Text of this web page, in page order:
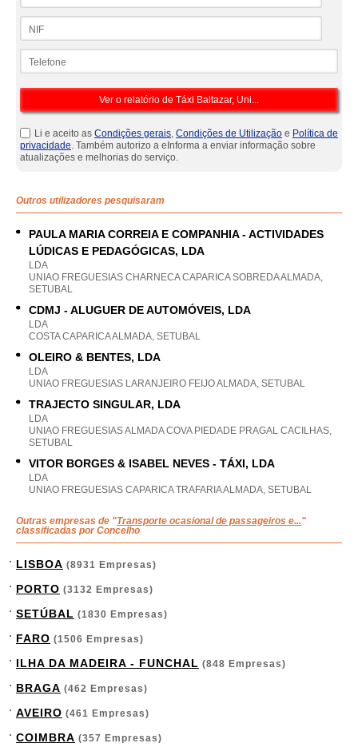
Li e aceito as Condições gerais, Condições de Utilização e Política de
privacidade. Também autorizo a eInforma a enviar informação sobre
atualizações e melhorias do serviço.
Outros utilizadores pesquisaram
PAULA MARIA CORREIA E COMPANHIA - ACTIVIDADES
LÚDICAS E PEDAGÓGICAS, LDA
LDA
UNIAO FREGUESIAS CHARNECA CAPARICA SOBREDA ALMADA,
SETUBAL
CDMJ - ALUGUER DE AUTOMÓVEIS, LDA
LDA
COSTA CAPARICA ALMADA, SETUBAL
OLEIRO & BENTES, LDA
LDA
UNIAO FREGUESIAS LARANJEIRO FEIJO ALMADA, SETUBAL
TRAJECTO SINGULAR, LDA
LDA
UNIAO FREGUESIAS ALMADA COVA PIEDADE PRAGAL CACILHAS,
SETUBAL
VITOR BORGES & ISABEL NEVES - TÁXI, LDA
LDA
UNIAO FREGUESIAS CAPARICA TRAFARIA ALMADA, SETUBAL
Outras empresas de "Transporte ocasional de passageiros e..."
classificadas por Concelho
LISBOA (8931 Empresas)
PORTO (3132 Empresas)
SETÚBAL (1830 Empresas)
FARO (1506 Empresas)
ILHA DA MADEIRA - FUNCHAL (848 Empresas)
BRAGA (462 Empresas)
AVEIRO (461 Empresas)
COIMBRA (357 Empresas)